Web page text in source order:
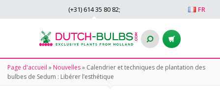
FR
(+31) 614 35 80 82;
Page d'accueil » Nouvelles» Calendrier et techniques de plantation des
bulbes de Sedum : Libérer l’esthétique